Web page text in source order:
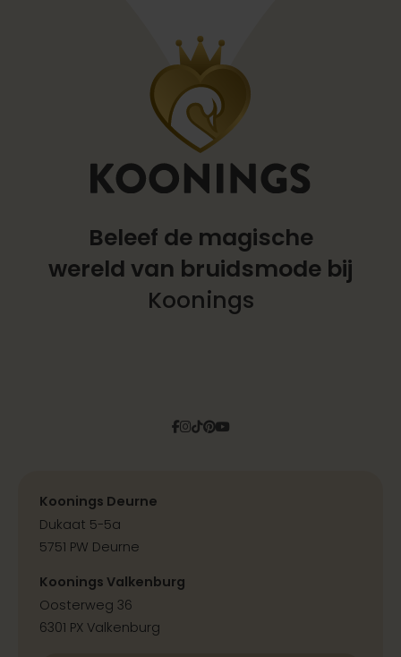
Beleef de magische
wereld van bruidsmode bij
Koonings
Facebook
Instagram
Tiktok
Pinterest
YouTube
Koonings Deurne
Dukaat 5-5a
5751 PW Deurne
Koonings Valkenburg
Oosterweg 36
6301 PX Valkenburg